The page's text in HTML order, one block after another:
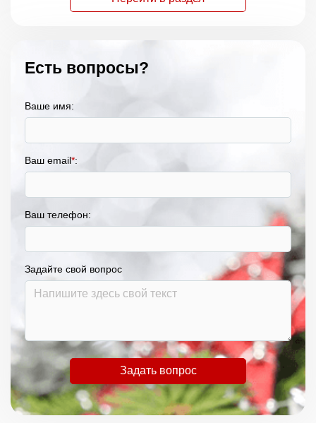
Есть вопросы?
Ваше имя:
Ваш email*:
Ваш телефон:
Задайте свой вопрос
Задать вопрос